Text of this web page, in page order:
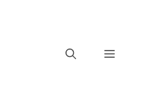
Menu